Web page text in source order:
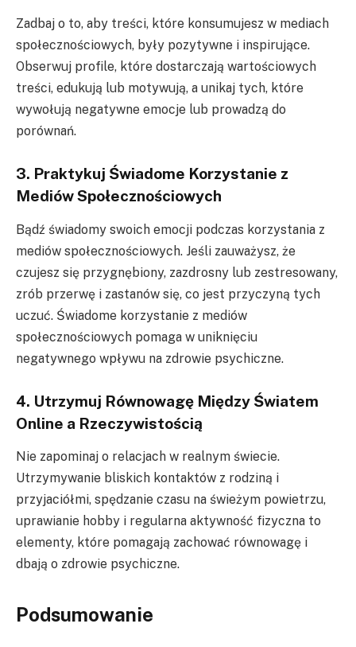
Zadbaj o to, aby treści, które konsumujesz w mediach
społecznościowych, były pozytywne i inspirujące.
Obserwuj profile, które dostarczają wartościowych
treści, edukują lub motywują, a unikaj tych, które
wywołują negatywne emocje lub prowadzą do
porównań.
3. Praktykuj Świadome Korzystanie z
Mediów Społecznościowych
Bądź świadomy swoich emocji podczas korzystania z
mediów społecznościowych. Jeśli zauważysz, że
czujesz się przygnębiony, zazdrosny lub zestresowany,
zrób przerwę i zastanów się, co jest przyczyną tych
uczuć. Świadome korzystanie z mediów
społecznościowych pomaga w uniknięciu
negatywnego wpływu na zdrowie psychiczne.
4. Utrzymuj Równowagę Między Światem
Online a Rzeczywistością
Nie zapominaj o relacjach w realnym świecie.
Utrzymywanie bliskich kontaktów z rodziną i
przyjaciółmi, spędzanie czasu na świeżym powietrzu,
uprawianie hobby i regularna aktywność fizyczna to
elementy, które pomagają zachować równowagę i
dbają o zdrowie psychiczne.
Podsumowanie